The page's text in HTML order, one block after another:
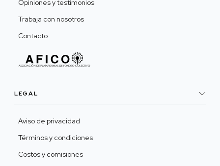
Opiniones y testimonios
Trabaja con nosotros
Contacto
LEGAL
Aviso de privacidad
Términos y condiciones
Costos y comisiones